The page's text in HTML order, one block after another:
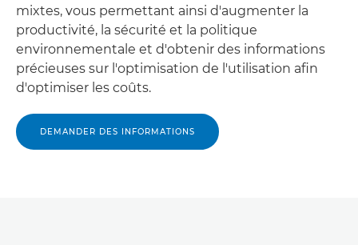
mixtes, vous permettant ainsi d'augmenter la
productivité, la sécurité et la politique
environnementale et d'obtenir des informations
précieuses sur l'optimisation de l'utilisation afin
d'optimiser les coûts.
DEMANDER DES INFORMATIONS